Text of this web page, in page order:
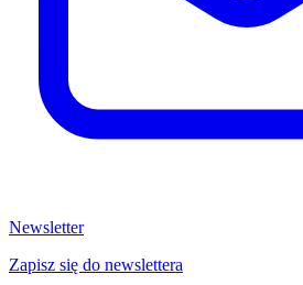
Newsletter
Zapisz się do newslettera